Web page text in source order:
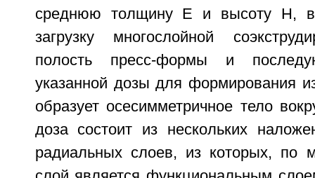
среднюю толщину Е и высоту Н,
загрузку многослойной
полость пресс-формы и
указанной дозы для формирования
образует осесимметричное тело
доза состоит из нескольких
радиальных слоев, из которых, по